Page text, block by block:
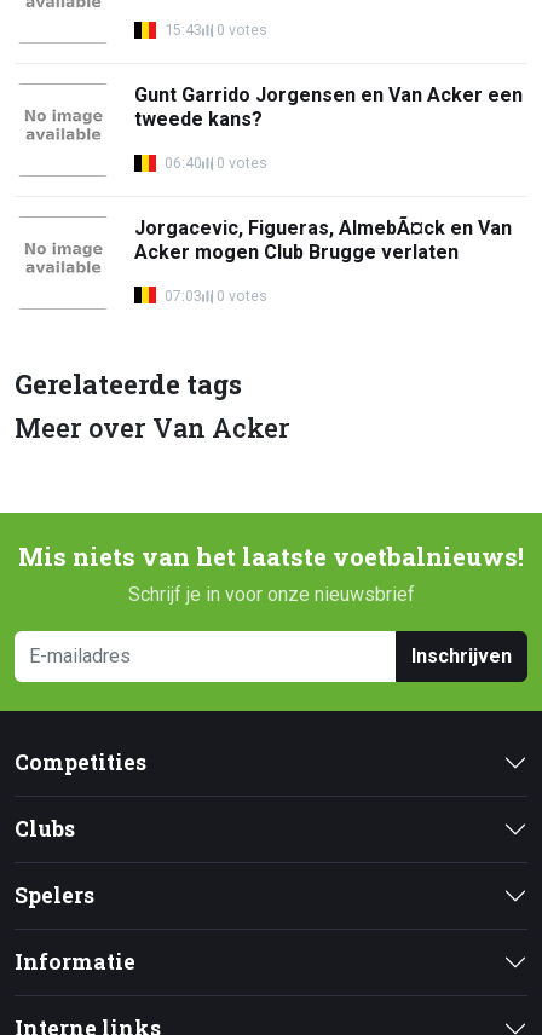
15:43 0 votes
Gunt Garrido Jorgensen en Van Acker een
tweede kans?
06:40 0 votes
Jorgacevic, Figueras, AlmebÃ¤ck en Van
Acker mogen Club Brugge verlaten
07:03 0 votes
Gerelateerde tags
Meer over Van Acker
Mis niets van het laatste voetbalnieuws!
Schrijf je in voor onze nieuwsbrief
Inschrijven
Competities
Clubs
Spelers
Informatie
Interne links